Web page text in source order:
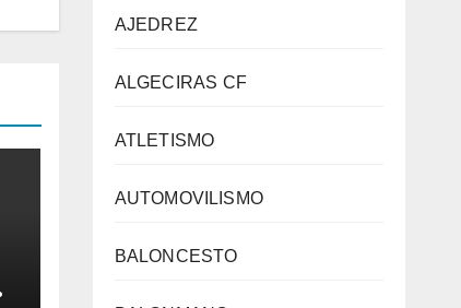
AJEDREZ
ALGECIRAS CF
ATLETISMO
AUTOMOVILISMO
BALONCESTO